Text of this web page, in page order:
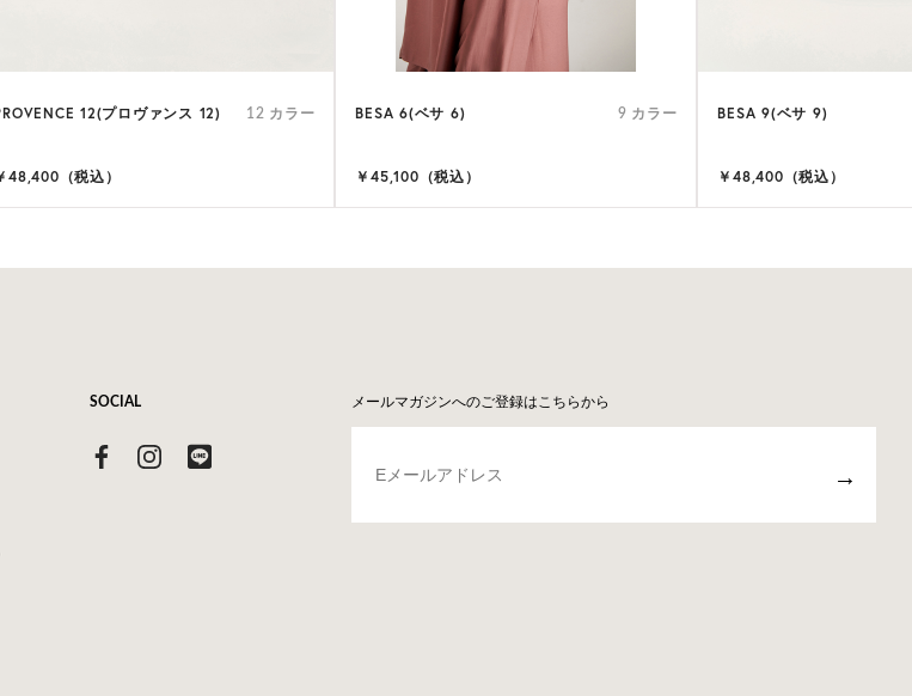
12(プロヴァンス 12) 12 カラー
48,400（税込）
BESA 6(ベサ 6) 9 カラー
￥45,100（税込）
BESA 9(ベサ 9)
￥48,400（税込）
メールマガジンへのご登録はこちらから
→
SOCIAL